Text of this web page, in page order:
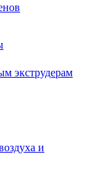
экструдерам
и